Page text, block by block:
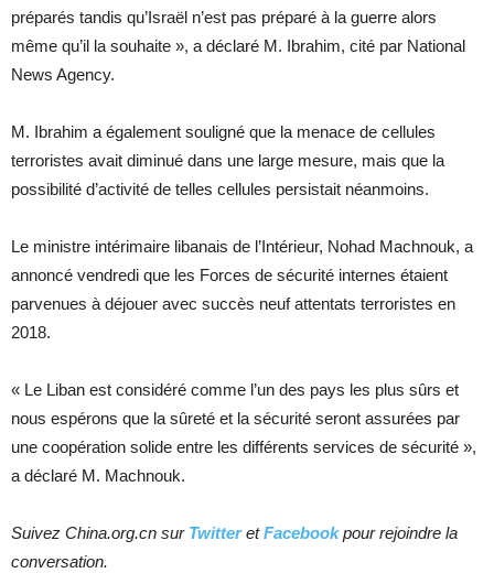
préparés tandis qu’Israël n’est pas préparé à la guerre alors
même qu’il la souhaite », a déclaré M. Ibrahim, cité par National
News Agency.
M. Ibrahim a également souligné que la menace de cellules
terroristes avait diminué dans une large mesure, mais que la
possibilité d’activité de telles cellules persistait néanmoins.
Le ministre intérimaire libanais de l’Intérieur, Nohad Machnouk, a
annoncé vendredi que les Forces de sécurité internes étaient
parvenues à déjouer avec succès neuf attentats terroristes en
2018.
« Le Liban est considéré comme l’un des pays les plus sûrs et
nous espérons que la sûreté et la sécurité seront assurées par
une coopération solide entre les différents services de sécurité »,
a déclaré M. Machnouk.
Suivez China.org.cn sur TwitteretFacebookpour rejoindre la
conversation.